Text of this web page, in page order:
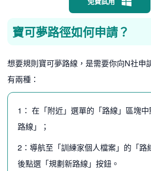
寶可夢路徑如何申請？
想要規則寶可夢路線，是需要你向N社申
有兩種：
1： 在「附近」選單的「路線」區塊
路線」；
2：導航至「訓練家個人檔案」的「路
後點選「規劃新路線」按鈕。